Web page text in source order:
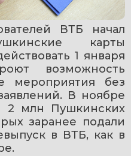
ВТБ начал
карты
1 января
возможность
мероприятия без
В ноябре
2 млн Пушкинских
заранее подали
в ВТБ, как в